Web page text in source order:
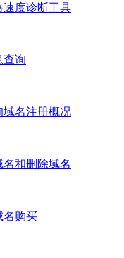
速度诊断工具
查询
域名注册概况
和删除域名
名购买